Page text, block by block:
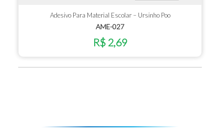
Adesivo Para Material Escolar – Ursinho Poo
AME-027
R$ 2,69